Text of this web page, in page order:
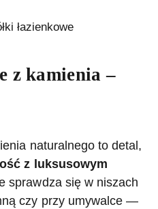
łazienkowe
z kamienia –
naturalnego to detal,
z luksusowym
sprawdza się w niszach
czy przy umywalce —